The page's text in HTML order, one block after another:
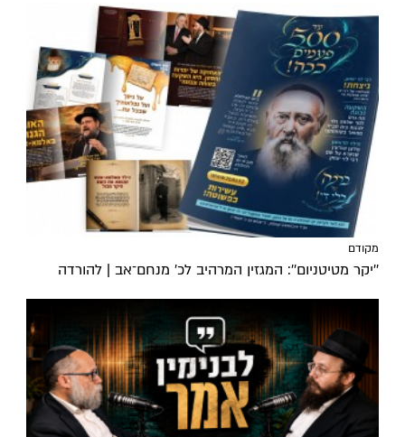
מקודם
''יקר מטיטניום'': המגזין המרהיב לכ’ מנחם־אב | להורדה